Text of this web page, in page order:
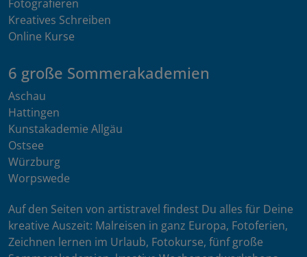
Fotografieren
Kreatives Schreiben
Online Kurse
6 große Sommerakademien
Aschau
Hattingen
Kunstakademie Allgäu
Ostsee
Würzburg
Worpswede
Auf den Seiten von artistravel findest Du alles für Deine
kreative Auszeit: Malreisen in ganz Europa, Fotoferien,
Zeichnen lernen im Urlaub, Fotokurse, fünf große